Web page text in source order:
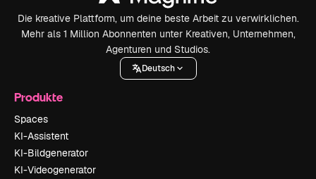
Die kreative Plattform, um deine beste Arbeit zu verwirklichen.
Mehr als 1 Million Abonnenten unter Kreativen, Unternehmen,
Agenturen und Studios.
Deutsch
Produkte
Spaces
KI-Assistent
KI-Bildgenerator
KI-Videogenerator